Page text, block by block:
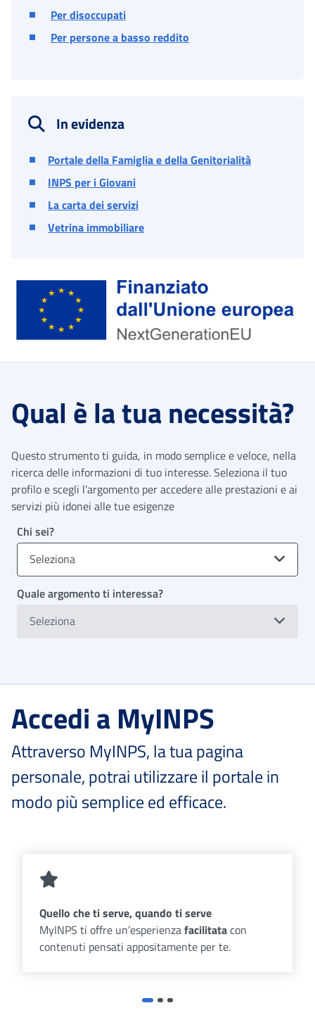
Per disoccupati
Per persone a basso reddito
In evidenza
Portale della Famiglia e della Genitorialità
INPS per i Giovani
La carta dei servizi
Vetrina immobiliare
Qual è la tua necessità?
Questo strumento ti guida, in modo semplice e veloce, nella
ricerca delle informazioni di tuo interesse. Seleziona il tuo
profilo e scegli l’argomento per accedere alle prestazioni e ai
servizi più idonei alle tue esigenze
Chi sei?
Seleziona
Quale argomento ti interessa?
Seleziona
Accedi a MyINPS
Attraverso MyINPS, la tua pagina
personale, potrai utilizzare il portale in
modo più semplice ed efficace.
Quello che ti serve, quando ti serve
MyINPS ti offre un’esperienzafacilitatacon
contenuti pensati appositamente per te.